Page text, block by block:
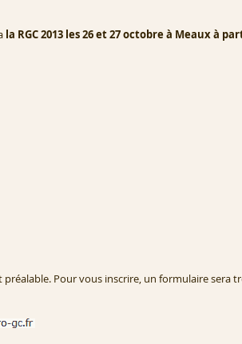
la RGC 2013 les 26 et 27 octobre à Meaux à
Pour vous inscrire, un formulaire sera